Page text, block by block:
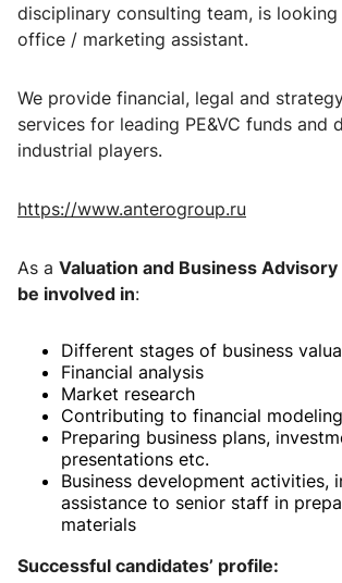
disciplinary consulting team, is
office / marketing assistant.
We provide financial, legal and
services for leading PE&VC funds and
industrial players.
https://www.anterogroup.ru
As a Valuation and Business
be involved in:
Different stages of business
Financial analysis
Market research
Contributing to financial modeling
Preparing business plans,
presentations etc.
Business development activities,
assistance to senior staff in
materials
Successful candidates’ profile: